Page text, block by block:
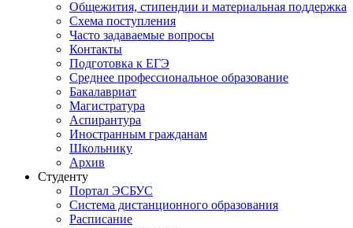
Общежития, стипендии и материальная поддержка
Схема поступления
Часто задаваемые вопросы
Контакты
Подготовка к ЕГЭ
Среднее профессиональное образование
Бакалавриат
Магистратура
Аспирантура
Иностранным гражданам
Школьнику
Архив
Студенту
Портал ЭСБУС
Система дистанционного образования
Расписание